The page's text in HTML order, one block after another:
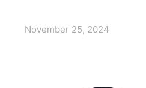
November 25, 2024